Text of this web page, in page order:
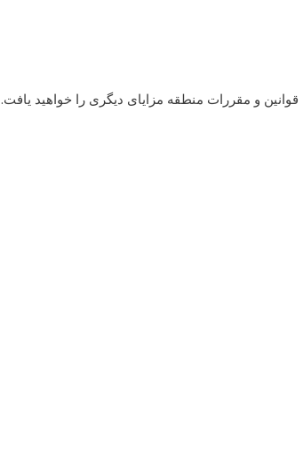
و مقررات منطقه مزایای دیگری را خواهید یافت.